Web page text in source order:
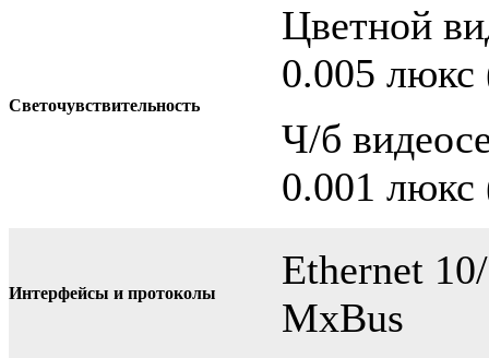
Светочувствительность
Цветной
0.005 люкс
Ч/б
0.001 люкс
Интерфейсы и протоколы
Ethernet
MxBus